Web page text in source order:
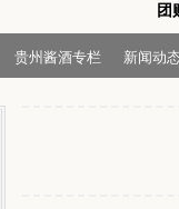
团
贵州酱酒专栏 新闻动